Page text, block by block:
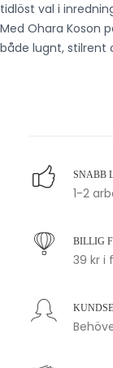
tidlöst val i
Med Ohara Koson
både lugnt, stilrent
SNABB
1-2
BILLIG
39 kr i